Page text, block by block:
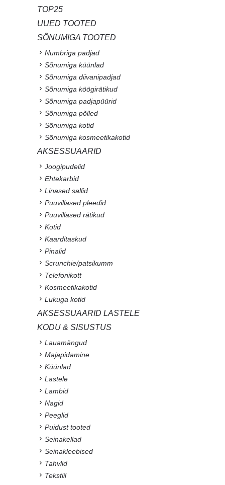
TOP25
UUED TOOTED
SÕNUMIGA TOOTED
Numbriga padjad
Sõnumiga küünlad
Sõnumiga diivanipadjad
Sõnumiga köögirätikud
Sõnumiga padjapüürid
Sõnumiga põlled
Sõnumiga kotid
Sõnumiga kosmeetikakotid
AKSESSUAARID
Joogipudelid
Ehtekarbid
Linased sallid
Puuvillased pleedid
Puuvillased rätikud
Kotid
Kaarditaskud
Pinalid
Scrunchie/patsikumm
Telefonikott
Kosmeetikakotid
Lukuga kotid
AKSESSUAARID LASTELE
KODU & SISUSTUS
Lauamängud
Majapidamine
Küünlad
Lastele
Lambid
Nagid
Peeglid
Puidust tooted
Seinakellad
Seinakleebised
Tahvlid
Tekstiil